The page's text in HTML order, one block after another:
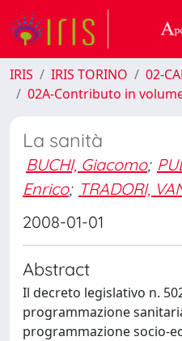
IRIS IRIS TORINO
02-
02A-Contributo in
La sanità
BUCHI, Giacomo;
Enrico; TRADORI,
2008-01-01
Abstract
Il decreto legislativo n.
programmazione
programmazione socio-